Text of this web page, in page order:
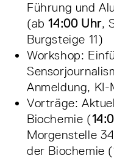
Führung und
(ab14:00 Uhr,
Burgsteige 11)
Workshop:
Anmeldung,
Vorträge:
Biochemie (
Morgenstelle
der Biochemie (